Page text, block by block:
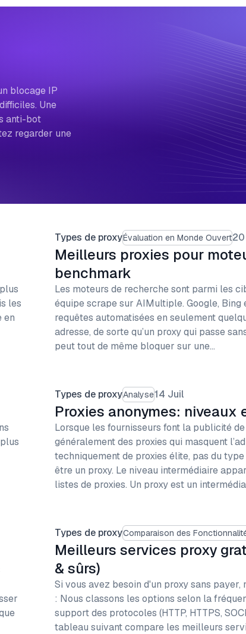
blocage IP
Une
anti-bot
regarder une
les
en
Types de proxyÉvaluation en Monde Ouvert
Meilleurs proxies pour
benchmark
Les moteurs de recherche sont parmi les
équipe scrape sur AIMultiple. Google,
requêtes automatisées en seulement
adresse, de sorte qu’un proxy qui passe
peut tout de même bloquer sur une…
Types de proxyAnalyse14 Juil
Proxies anonymes: niveaux
Lorsque les fournisseurs font la publicité
généralement des proxies qui masquent
techniquement de proxies élite, pas du
être un proxy. Le niveau intermédiaire
listes de proxies. Un proxy est un
Types de proxyComparaison des
Meilleurs services proxy
& sûrs)
Si vous avez besoin d'un proxy sans
: Nous classons les options selon la
support des protocoles (HTTP, HTTPS,
tableau suivant compare les meilleurs